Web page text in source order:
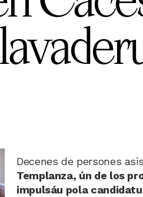
Decenes de persones
Templanza, ún de los
impulsáu pola